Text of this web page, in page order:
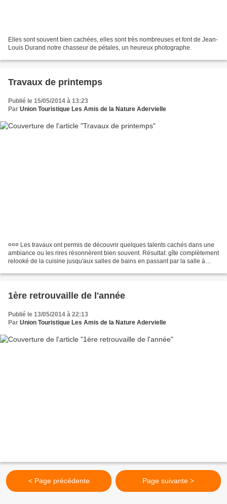
Elles sont souvent bien cachées, elles sont très nombreuses et font de Jean-
Louis Durand notre chasseur de pétales, un heureux photographe.
Travaux de printemps
Publié le 15/05/2014 à 13:23
Par Union Touristique Les Amis de la Nature Adervielle
¤¤¤ Les travaux ont permis de découvrir quelques talents cachés dans une
ambiance ou les rires résonnèrent bien souvent. Résultat: gîte complètement
relooké de la cuisine jusqu'aux salles de bains en passant par la salle à
1ère retrouvaille de l'année
Publié le 13/05/2014 à 22:13
Par Union Touristique Les Amis de la Nature Adervielle
< Page précédente Page suivante >